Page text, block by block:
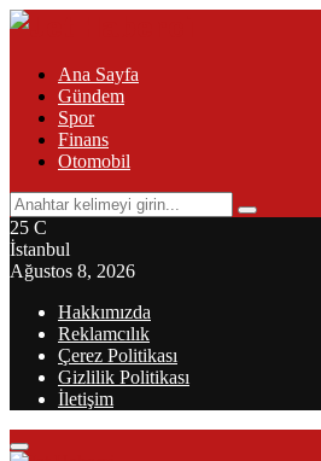
Ana Sayfa
Gündem
Spor
Finans
Otomobil
Search
for:
Search
25 C
İstanbul
Ağustos 8, 2026
Hakkımızda
Reklamcılık
Çerez Politikası
Gizlilik Politikası
İletişim
Primary